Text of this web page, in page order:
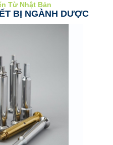
Từ Nhật Bản
BỊ NGÀNH DƯỢC